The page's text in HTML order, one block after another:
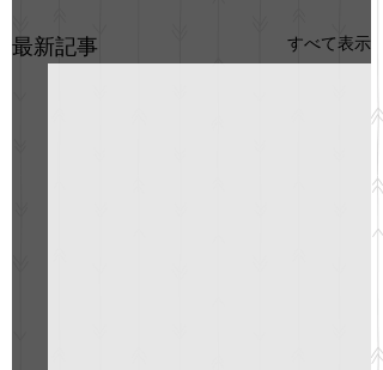
最新記事 すべて表示